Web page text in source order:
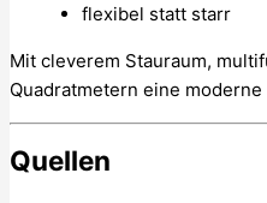
flexibel statt starr
Mit cleverem Stauraum,
Quadratmetern eine
Quellen